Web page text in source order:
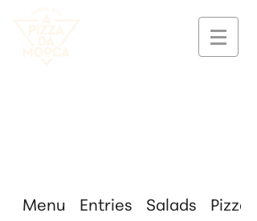
Menu Entries Salads Pizzas